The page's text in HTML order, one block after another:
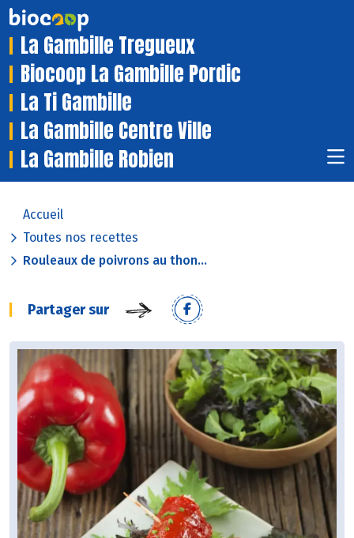
La Gambille Tregueux
Biocoop La Gambille Pordic
La Ti Gambille
La Gambille Centre Ville
La Gambille Robien
Accueil
Toutes nos recettes
Rouleaux de poivrons au thon...
Partager sur